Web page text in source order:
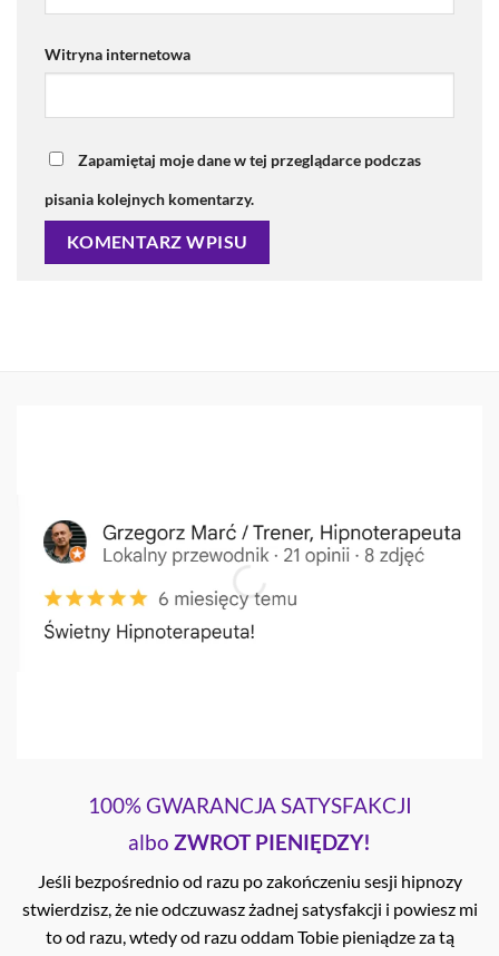
Witryna internetowa
Zapamiętaj moje dane w tej przeglądarce podczas
pisania kolejnych komentarzy.
100% GWARANCJA SATYSFAKCJI
albo ZWROT PIENIĘDZY!
Jeśli bezpośrednio od razu po zakończeniu sesji hipnozy
stwierdzisz, że nie odczuwasz żadnej satysfakcji i powiesz mi
to od razu, wtedy od razu oddam Tobie pieniądze za tą